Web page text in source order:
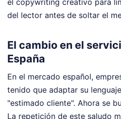
el copywriting creativo para
del lector antes de soltar el
El cambio en el
España
En el mercado español,
tenido que adaptar su
"estimado cliente". Ahora se
La repetición de este saludo